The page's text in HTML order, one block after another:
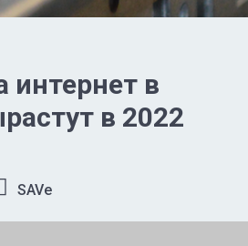
в
в 2022
SAVe